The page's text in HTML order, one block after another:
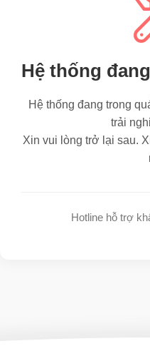
Hệ thống
Hệ thống đang trong
trải
Xin vui lòng trở lại sau.
Hotline hỗ trợ